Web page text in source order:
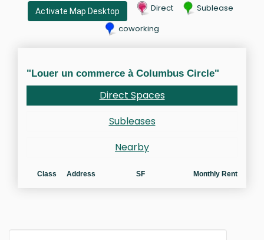
Activate Map Desktop Direct
Sublease
coworking
"Louer un commerce à Columbus Circle"
Direct Spaces
Subleases
Nearby
Class Address SF Monthly Rent